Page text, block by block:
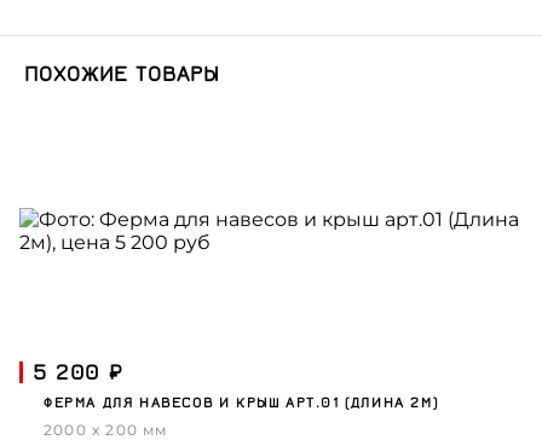
ПОХОЖИЕ ТОВАРЫ
5 200 ₽
ФЕРМА ДЛЯ НАВЕСОВ И КРЫШ АРТ.01 (ДЛИНА 2М)
2000 x 200 мм